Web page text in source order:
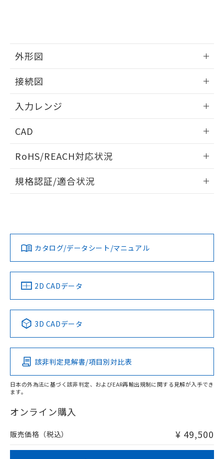
外形図
接続図
入力レンジ
CAD
ドすることができます。
ログイン/会員登録
ダウンロードデータをご利用いただく前に、以下を必ずお読
みください。
ソフトウェアの使用条件
RoHS/REACH対応状況
EU RoHS 注意事項・凡例
対応済み
中国 RoHS 注意事項・凡例
Pb Hg Cd Cr(VI)
O
在庫等で未対応品が混在する可能性があります。
問い合わせください。
規格認証/適合状況
LR型式承認
（イギリス
船舶規格）
DNV型式承認
（ノルウェー
BV型式承認
（フランス
KR型式
（韓国
Yes No No No
この製品の規格認証/適合状況ページへ
その他の認証はこちらのページからご検索ください
カタログ/データシート/マニュアル
2D CADデータ
3D CADデータ
該非判定見解書/項目別対比表
日本の外為法に基づく該非判定、およびEAR再輸出規制に関する見解が入手でき
ます。
オンライン購入
販売価格（税込） ¥ 49,500